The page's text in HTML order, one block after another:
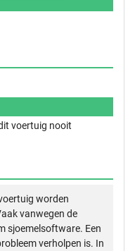
voertuig nooit
worden
vanwegen de
sjoemelsoftware. Een
verholpen is. In